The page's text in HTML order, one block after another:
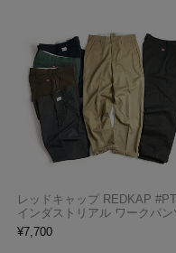
レッドキャップ REDKAP
インダストリアル ワークパン
¥7,700